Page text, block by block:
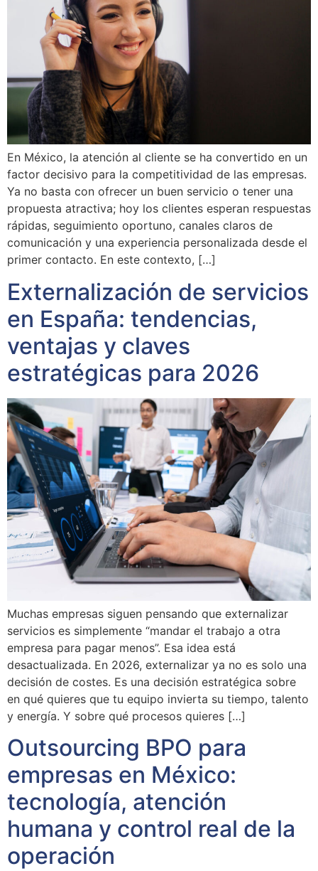
En México, la atención al cliente se ha convertido en un
factor decisivo para la competitividad de las empresas.
Ya no basta con ofrecer un buen servicio o tener una
propuesta atractiva; hoy los clientes esperan respuestas
rápidas, seguimiento oportuno, canales claros de
comunicación y una experiencia personalizada desde el
primer contacto. En este contexto, […]
Externalización de servicios
en España: tendencias,
ventajas y claves
estratégicas para 2026
Muchas empresas siguen pensando que externalizar
servicios es simplemente “mandar el trabajo a otra
empresa para pagar menos”. Esa idea está
desactualizada. En 2026, externalizar ya no es solo una
decisión de costes. Es una decisión estratégica sobre
en qué quieres que tu equipo invierta su tiempo, talento
y energía. Y sobre qué procesos quieres […]
Outsourcing BPO para
empresas en México:
tecnología, atención
humana y control real de la
operación